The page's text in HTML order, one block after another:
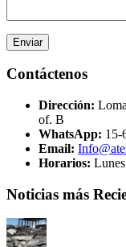
Contáctenos
Dirección:
of. B
WhatsApp: 15-
Email:
Horarios:
Noticias más